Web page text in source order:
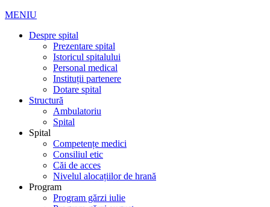
MENIU
Despre spital
Prezentare spital
Istoricul spitalului
Personal medical
Instituții partenere
Dotare spital
Structură
Ambulatoriu
Spital
Spital
Competențe medici
Consiliul etic
Căi de acces
Nivelul alocațiilor de hrană
Program
Program gărzi iulie